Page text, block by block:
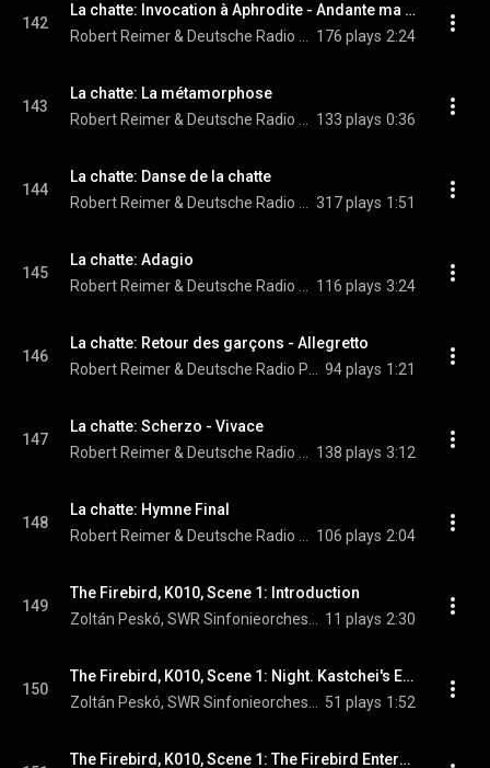
142
La chatte: Invocation à Aphrodite - Andante ma non troppo
176 plays 2:24
143
La chatte: La métamorphose
133 plays 0:36
144
La chatte: Danse de la chatte
317 plays 1:51
145
La chatte: Adagio
116 plays 3:24
146
La chatte: Retour des garçons - Allegretto
94 plays 1:21
147
La chatte: Scherzo - Vivace
138 plays 3:12
148
La chatte: Hymne Final
106 plays 2:04
149
The Firebird, K010, Scene 1: Introduction
11 plays 2:30
150
The Firebird, K010, Scene 1: Night. Kastchei's Enchanted Garden
51 plays 1:52
The Firebird, K010, Scene 1: The Firebird Enters, Pursued by Ivan Tsarevich